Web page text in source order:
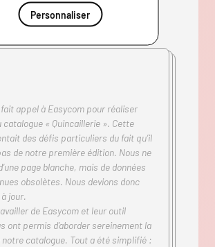
appel à Easycom pour réaliser
catalogue « Quincaillerie ». Cette
des défis particuliers du fait qu’il
de notre première édition. Nous ne
page blanche, mais de données
obsolètes. Nous devions donc
jour.
de Easycom et leur outil
ont permis d’aborder sereinement la
catalogue. Tout a été simplifié :
Personnaliser